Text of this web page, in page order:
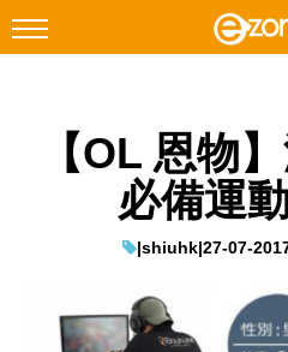
Facebook Instagram
教學評測
【OL 恩物
必備運
|shiuhk|27-07-